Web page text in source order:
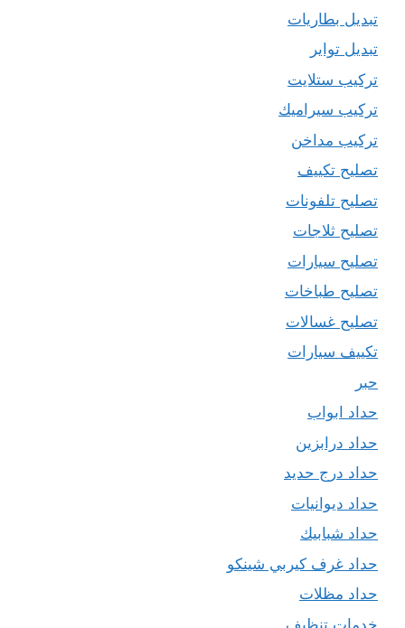
تبديل بطاريات
تبديل تواير
تركيب ستلايت
تركيب سيراميك
تركيب مداخن
تصليح تكييف
تصليح تلفونات
تصليح ثلاجات
تصليح سيارات
تصليح طباخات
تصليح غسالات
تكييف سيارات
حبر
حداد ابواب
حداد درابزين
حداد درج حديد
حداد ديوانيات
حداد شبابيك
حداد غرف كيربي شينكو
حداد مظلات
خدمات تنظيف